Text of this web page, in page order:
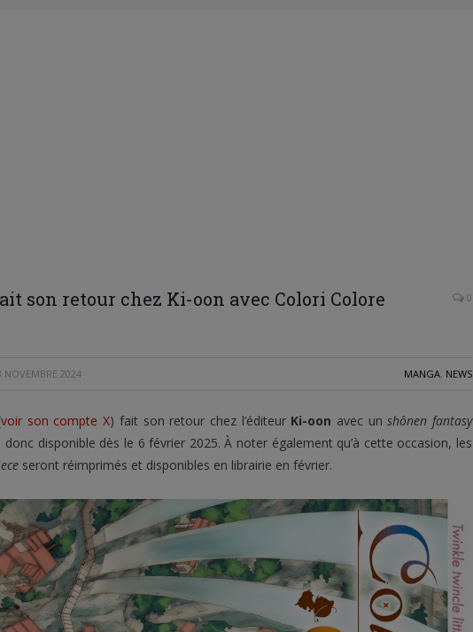
son retour chez Ki-oon avec Colori Colore
0
NOVEMBRE 2024 MANGA, NEWS
voir son compte X) fait son retour chez l’éditeur Ki-oon avec unshônen fantasy
disponible dès le 6 février 2025. À noter également qu’à cette occasion, les
seront réimprimés et disponibles en librairie en février.